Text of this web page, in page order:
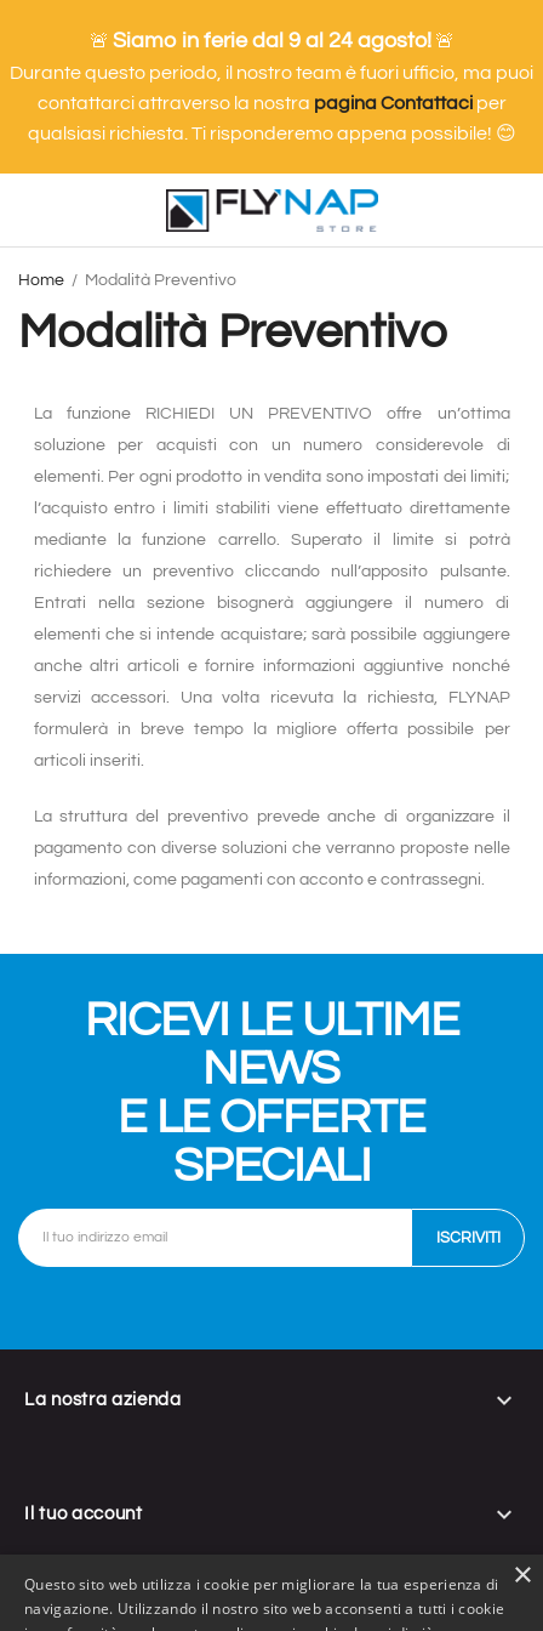
🚨 Siamo in ferie dal 9 al 24 agosto!🚨
Durante questo periodo, il nostro team è fuori ufficio, ma puoi
contattarci attraverso la nostra pagina Contattaciper
qualsiasi richiesta. Ti risponderemo appena possibile! 😊
Home Modalità Preventivo
Modalità Preventivo
La funzione RICHIEDI UN PREVENTIVO offre un’ottima
soluzione per acquisti con un numero considerevole di
elementi. Per ogni prodotto in vendita sono impostati dei limiti;
l’acquisto entro i limiti stabiliti viene effettuato direttamente
mediante la funzione carrello. Superato il limite si potrà
richiedere un preventivo cliccando null’apposito pulsante.
Entrati nella sezione bisognerà aggiungere il numero di
elementi che si intende acquistare; sarà possibile aggiungere
anche altri articoli e fornire informazioni aggiuntive nonché
servizi accessori. Una volta ricevuta la richiesta, FLYNAP
formulerà in breve tempo la migliore offerta possibile per
articoli inseriti.
La struttura del preventivo prevede anche di organizzare il
pagamento con diverse soluzioni che verranno proposte nelle
informazioni, come pagamenti con acconto e contrassegni.
RICEVI LE ULTIME
NEWS
E LE OFFERTE
SPECIALI
La nostra azienda 
Il tuo account 
×
Questo sito web utilizza i cookie per migliorare la tua esperienza di
navigazione. Utilizzando il nostro sito web acconsenti a tutti i cookie